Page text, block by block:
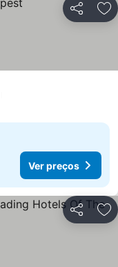
Partilhar
Ver preços
Partilhar